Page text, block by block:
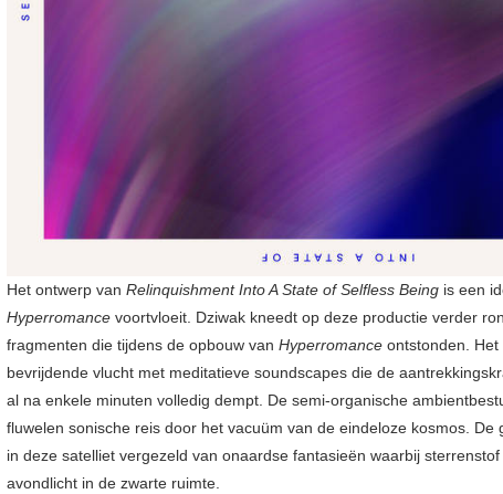
Het ontwerp van Relinquishment Into A State of Selfless Being is een
Hyperromance voortvloeit. Dziwak kneedt op deze productie verder
fragmenten die tijdens de opbouw van Hyperromance ontstonden.
bevrijdende vlucht met meditatieve soundscapes die de
al na enkele minuten volledig dempt. De semi-organische
fluwelen sonische reis door het vacuüm van de eindeloze kosmos. De
in deze satelliet vergezeld van onaardse fantasieën waarbij
avondlicht in de zwarte ruimte.